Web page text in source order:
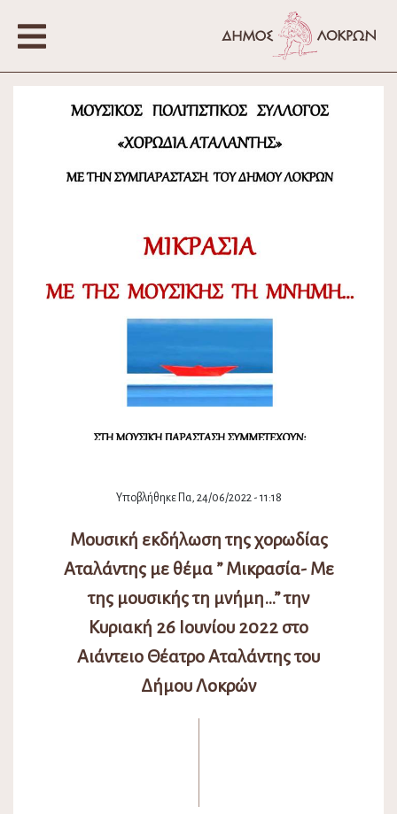
Υποβλήθηκε Πα, 24/06/2022 - 11:18
Μουσική εκδήλωση της χορωδίας
Αταλάντης με θέμα ” Μικρασία- Με
της μουσικής τη μνήμη…” την
Κυριακή 26 Ιουνίου 2022 στο
Αιάντειο Θέατρο Αταλάντης του
Δήμου Λοκρών